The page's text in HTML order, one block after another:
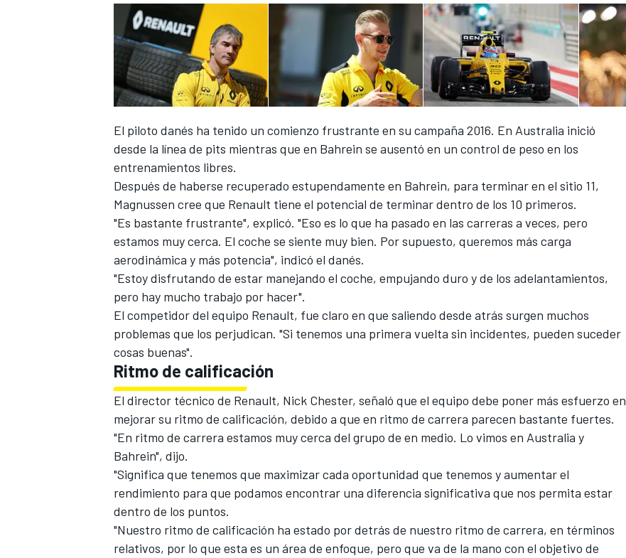
El piloto danés ha tenido un comienzo frustrante en su campaña 2016. En Australia inició
desde la línea de pits mientras que en Bahrein se ausentó en un control de peso en los
entrenamientos libres.
Después de haberse recuperado estupendamente en Bahrein, para terminar en el sitio 11,
Magnussen cree que Renault tiene el potencial de terminar dentro de los 10 primeros.
"Es bastante frustrante", explicó. "Eso es lo que ha pasado en las carreras a veces, pero
estamos muy cerca. El coche se siente muy bien. Por supuesto, queremos más carga
aerodinámica y más potencia", indicó el danés.
"Estoy disfrutando de estar manejando el coche, empujando duro y de los adelantamientos,
pero hay mucho trabajo por hacer".
El competidor del equipo Renault, fue claro en que saliendo desde atrás surgen muchos
problemas que los perjudican. "Si tenemos una primera vuelta sin incidentes, pueden suceder
cosas buenas".
Ritmo de calificación
El director técnico de Renault, Nick Chester, señaló que el equipo debe poner más esfuerzo en
mejorar su ritmo de calificación, debido a que en ritmo de carrera parecen bastante fuertes.
"En ritmo de carrera estamos muy cerca del grupo de en medio. Lo vimos en Australia y
Bahrein", dijo.
"Significa que tenemos que maximizar cada oportunidad que tenemos y aumentar el
rendimiento para que podamos encontrar una diferencia significativa que nos permita estar
dentro de los puntos.
"Nuestro ritmo de calificación ha estado por detrás de nuestro ritmo de carrera, en términos
relativos, por lo que esta es un área de enfoque, pero que va de la mano con el objetivo de